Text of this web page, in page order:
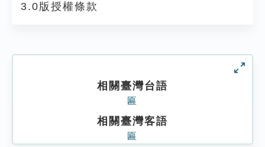
3.0版授權條款
相關臺灣台語
匾
相關臺灣客語
匾